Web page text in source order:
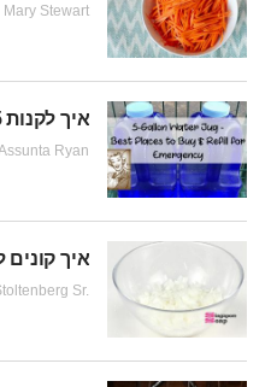
Mary Stewart
איך לקנות 5 קנקני מים?
Ryan
איך קונים
Sr.